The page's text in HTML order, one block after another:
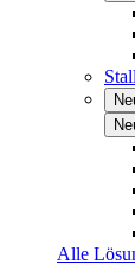
Alle